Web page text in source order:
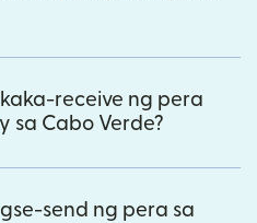
receive ng pera
sa Cabo Verde?
send ng pera sa